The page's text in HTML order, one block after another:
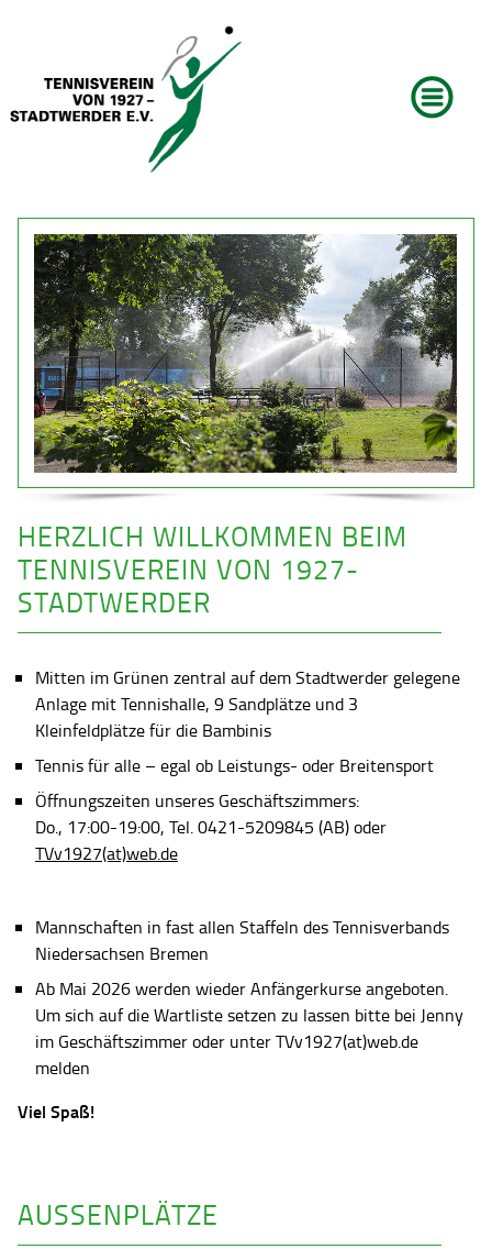
HERZLICH WILLKOMMEN BEIM
TENNISVEREIN VON 1927-
STADTWERDER
Mitten im Grünen zentral auf dem Stadtwerder gelegene
Anlage mit Tennishalle, 9 Sandplätze und 3
Kleinfeldplätze für die Bambinis
Tennis für alle – egal ob Leistungs- oder Breitensport
Öffnungszeiten unseres Geschäftszimmers:
Do., 17:00-19:00, Tel. 0421-5209845 (AB) oder
TVv1927(at)web.de
Mannschaften in fast allen Staffeln des Tennisverbands
Niedersachsen Bremen
Ab Mai 2026 werden wieder Anfängerkurse angeboten.
Um sich auf die Wartliste setzen zu lassen bitte bei Jenny
im Geschäftszimmer oder unter TVv1927(at)web.de
melden
Viel Spaß!
AUSSENPLÄTZE